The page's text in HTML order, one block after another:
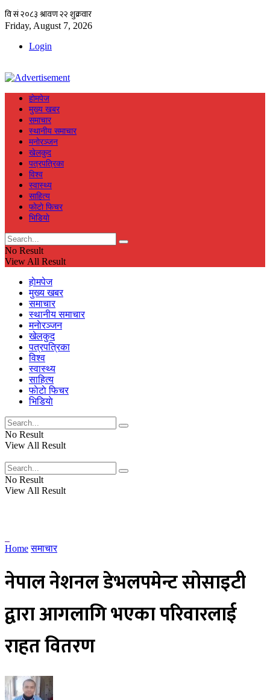
Friday, August 7, 2026
Login
हाेमपेज
मुख्य खबर
समाचार
स्थानीय समाचार
मनाेरञ्जन
खेलकुद
पत्रपत्रिका
विश्व
स्वास्थ्य
साहित्य
फाेटाे फिचर
भिडियाे
No Result
View All Result
हाेमपेज
मुख्य खबर
समाचार
स्थानीय समाचार
मनाेरञ्जन
खेलकुद
पत्रपत्रिका
विश्व
स्वास्थ्य
साहित्य
फाेटाे फिचर
भिडियाे
No Result
View All Result
No Result
View All Result
Home समाचार
नेपाल नेशनल डेभलपमेन्ट सोसाइटी
द्वारा आगलागि भएका परिवारलाई
राहत वितरण